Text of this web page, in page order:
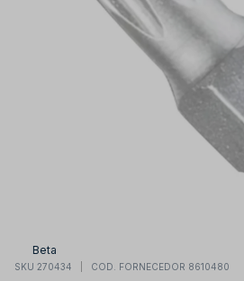
Beta
SKU 270434 COD. FORNECEDOR 8610480